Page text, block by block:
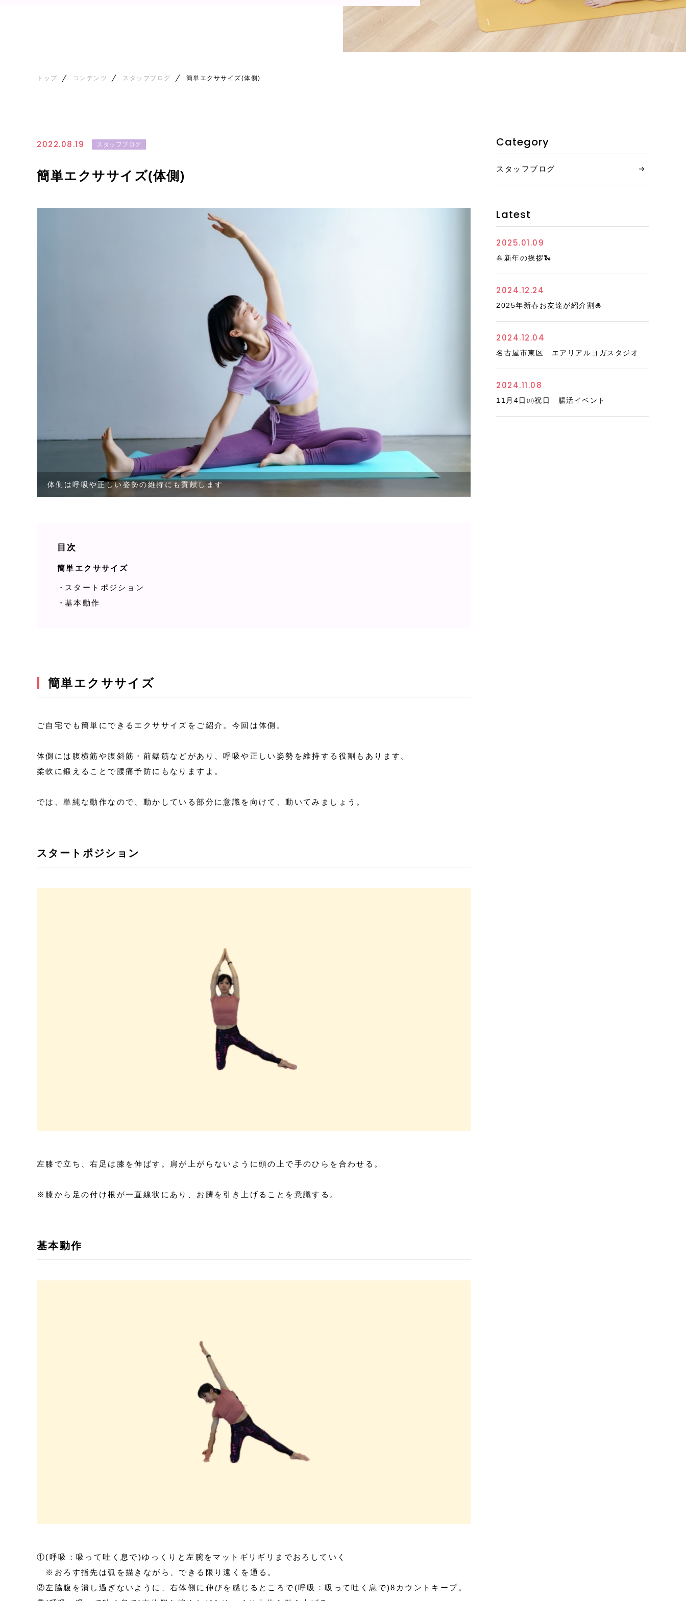
お客様の声
ご利用の流れ
ご予約専用フォーム
アクセス
トップ コンテンツ スタッフブログ 簡単エクササイズ(体側)
2022.08.19 スタッフブログ
簡単エクササイズ(体側)
体側は呼吸や正しい姿勢の維持にも貢献します
目次
簡単エクササイズ
スタートポジション
基本動作
簡単エクササイズ
ご自宅でも簡単にできるエクササイズをご紹介。今回は体側。
体側には腹横筋や腹斜筋・前鋸筋などがあり、呼吸や正しい姿勢を維持する役割もあります。
柔軟に鍛えることで腰痛予防にもなりますよ。
では、単純な動作なので、動かしている部分に意識を向けて、動いてみましょう。
スタートポジション
左膝で立ち、右足は膝を伸ばす。肩が上がらないように頭の上で手のひらを合わせる。
※膝から足の付け根が一直線状にあり、お臍を引き上げることを意識する。
基本動作
①(呼吸：吸って吐く息で)ゆっくりと左腕をマットギリギリまでおろしていく
※おろす指先は弧を描きながら、できる限り遠くを通る。
②左脇腹を潰し過ぎないように、右体側に伸びを感じるところで(呼吸：吸って吐く息で)8カウントキープ。
Category
スタッフブログ
Latest
2025.01.09
🎍新年の挨拶🐍
2024.12.24
2025年新春お友達が紹介割🎍
2024.12.04
名古屋市東区 エアリアルヨガスタジオ
2024.11.08
11月4日㈪祝日 腸活イベント